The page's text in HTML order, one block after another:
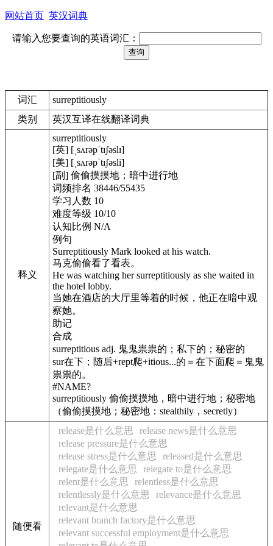
网站首页 英汉词典
请输入您要查询的英语词汇：
词汇
surreptitiously
类别
英汉互译在线翻译词典
释义
surreptitiously
[英] [ˌsʌrəpˈtɪʃəslɪ]
[美] [ˌsʌrəpˈtɪʃəsli]
[副] 偷偷摸摸地；暗中进行地
词频排名 38446/55435
学习人数 10
难度等级 10/10
认知比例 N/A
例句
Surreptitiously Mark looked at his watch.
马克偷偷看了看表。
He was watching her surreptitiously as she waited in
the hotel lobby.
当她在酒店的大厅里等着的时候，他正在暗中观
察她。
助记
合成
surreptitious adj. 鬼鬼祟祟的；私下的；秘密的
sur在下；随后+rept爬+itious...的＝在下面爬＝鬼鬼
祟祟的。
#NAME?
surreptitiously 偷偷摸摸地，暗中进行地；秘密地
（偷偷摸摸地；秘密地：stealthily，secretly）
随便看
release是什么意思
release news是什么意思
release pressure是什么意思
release stress是什么意思
released是什么意思
relegate是什么意思
relegate to是什么意思
relent是什么意思
relentless是什么意思
relentlessly是什么意思
relevance是什么意思
relevant是什么意思
relevant branch factory是什么意思
relevant successful employment是什么意思